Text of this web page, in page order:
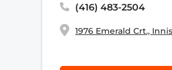
(416) 483-2504
1976 Emerald Crt.,